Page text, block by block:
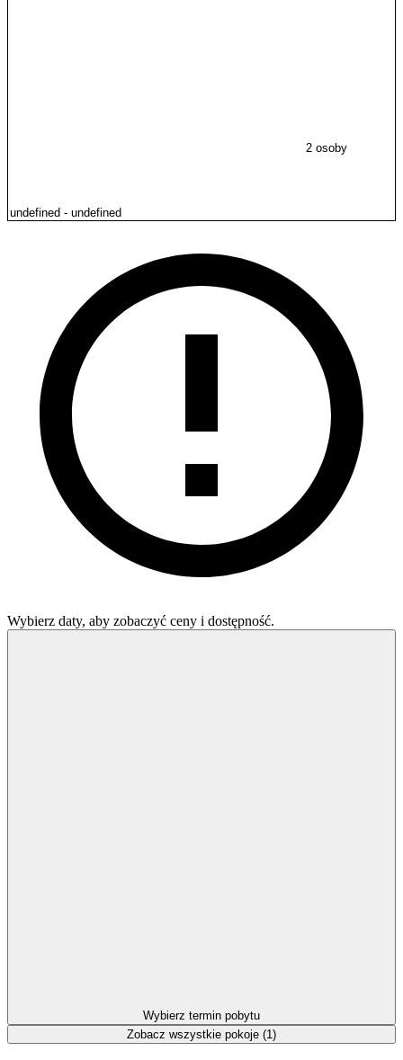
2 osoby
Wybierz daty, aby zobaczyć ceny i dostępność.
Wybierz termin pobytu
Zobacz wszystkie pokoje (1)